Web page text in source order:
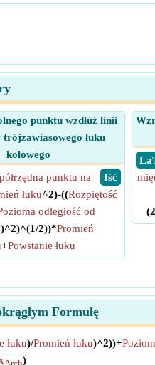
punktu wzdłuż linii
łuku
kołowego
​ Iść
punktu na
łuku^2)-((Rozpiętość
odległość od
)^2)^(1/2))*Promień
+Powstanie łuku
Formułę
łuku)/Promień łuku)^2))+
)